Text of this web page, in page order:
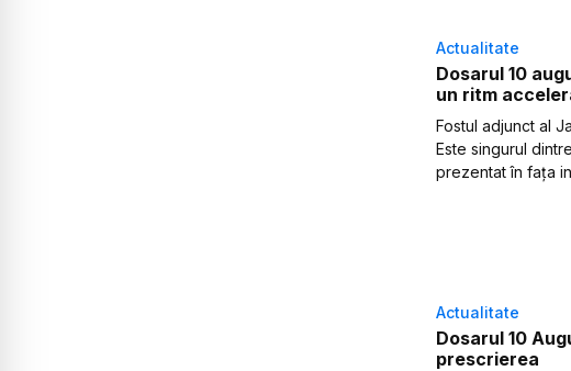
Actualitate
Dosarul 10
un ritm
Fostul adjunct al
Este singurul
prezentat în fața
Actualitate
Dosarul 10
prescrierea